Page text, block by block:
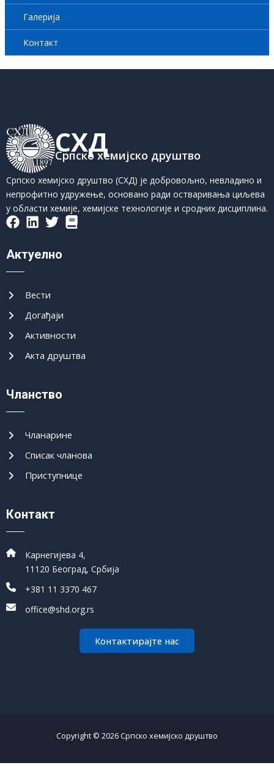
Галерија
Контакт
СХД
Српско хемијско друштво
Српско хемијско друштво (СХД) је добровољно, невладино и
непрофитно удружење, основано ради остваривања циљева
у области хемије, хемијске технологије и сродних дисциплина.
Актуелно
Вести
Догађаји
Активности
Акта друштва
Чланство
Чланарине
Списак чланова
Приступнице
Контакт
Карнегијева 4,
11120 Београд, Србија
+381 11 3370 467
office@shd.org.rs
Контактирајте нас
Copyright © 2026 Српско хемијско друштво